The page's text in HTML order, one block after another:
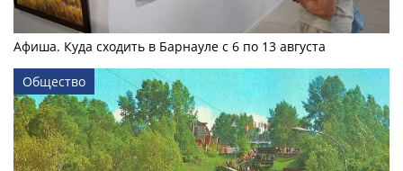
Афиша. Куда сходить в Барнауле с 6 по 13 августа
Общество